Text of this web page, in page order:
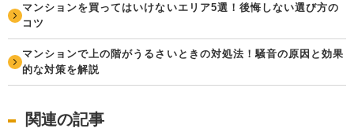
マンションを買ってはいけないエリア5選！後悔しない選び方の
コツ
マンションで上の階がうるさいときの対処法！騒音の原因と効果
的な対策を解説
関連の記事